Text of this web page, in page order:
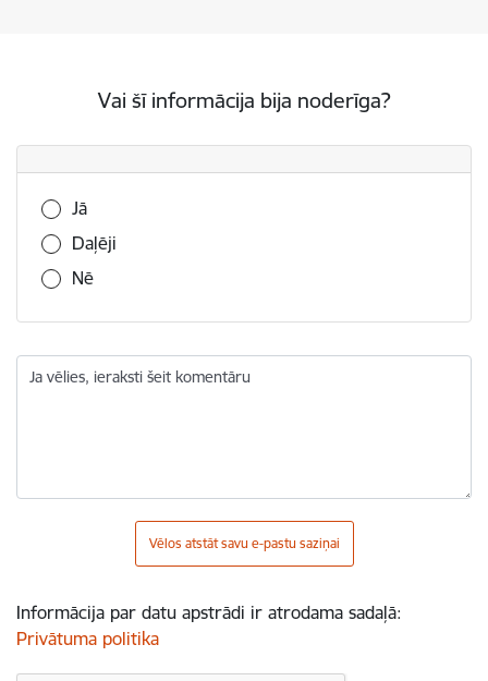
Vai šī informācija bija noderīga?
Vai šī informācija bija noderīga?
Jā
Daļēji
Nē
Ja vēlies, ieraksti šeit komentāru
Vēlos atstāt savu e-pastu saziņai
Informācija par datu apstrādi ir atrodama sadaļā:
Privātuma politika